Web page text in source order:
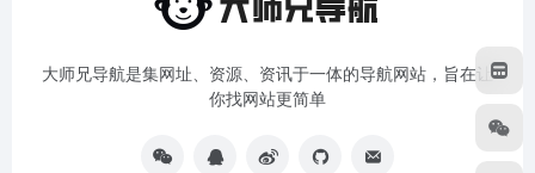
大师兄导航是集网址、资源、资讯于一体的导航网站，旨在让
你找网站更简单